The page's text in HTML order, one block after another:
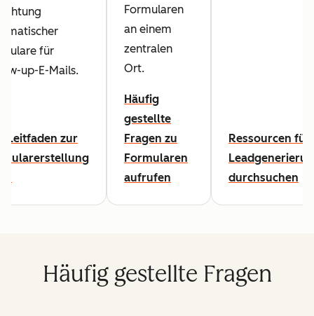
für
up-E-Mails.
Leitfaden zur
Formularen
an einem
zentralen
Ort.
Häufig
gestellte
Fragen zu
Formularen
aufrufen
Ressourcen für
durchsuchen
Häufig gestellte Fragen